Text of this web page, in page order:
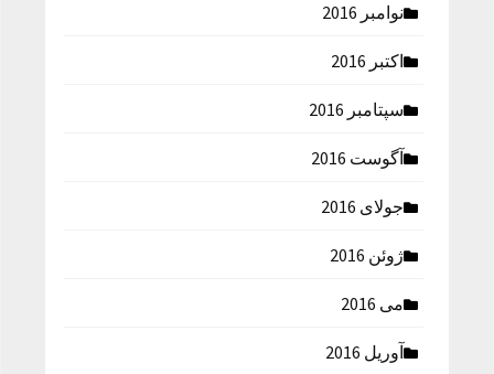
نوامبر 2016
اکتبر 2016
سپتامبر 2016
آگوست 2016
جولای 2016
ژوئن 2016
می 2016
آوریل 2016